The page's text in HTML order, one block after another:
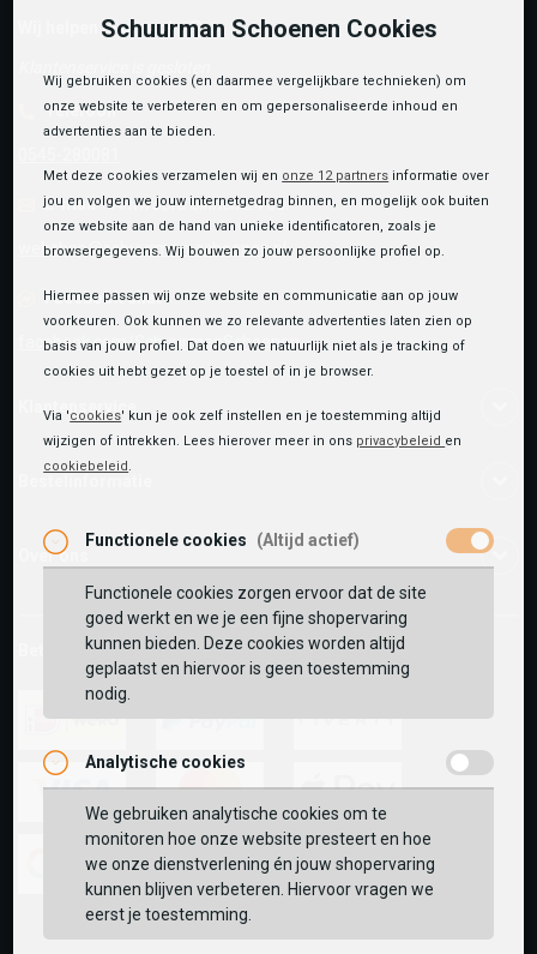
Wij helpen je graag!
Telefoon
E-mail Antwoord binnen 24 uur
webshop@schuurman-schoenen.nl
Facebook chat
facebook.com/SchuurmanSchoenen
Klantenservice
Over ons
Betaalmethoden
ideal paypal
mastercard
apple-
pay
fashion-
Schuurman Schoenen Cookies
Wij gebruiken cookies (en daarmee vergelijkbare technieken) om
onze website te verbeteren en om gepersonaliseerde inhoud en
advertenties aan te bieden.
Met deze cookies verzamelen wij en onze 12 partners informatie over
jou en volgen we jouw internetgedrag binnen, en mogelijk ook buiten
onze website aan de hand van unieke identificatoren, zoals je
browsergegevens. Wij bouwen zo jouw persoonlijke profiel op.
Hiermee passen wij onze website en communicatie aan op jouw
voorkeuren. Ook kunnen we zo relevante advertenties laten zien op
basis van jouw profiel. Dat doen we natuurlijk niet als je tracking of
cookies uit hebt gezet op je toestel of in je browser.
Via 'cookies' kun je ook zelf instellen en je toestemming altijd
wijzigen of intrekken. Lees hierover meer in ons privacybeleid en
cookiebeleid .
Functionele cookies (Altijd actief)
Functionele cookies zorgen ervoor dat de site
goed werkt en we je een fijne shopervaring
kunnen bieden. Deze cookies worden altijd
geplaatst en hiervoor is geen toestemming
nodig.
Analytische cookies
We gebruiken analytische cookies om te
monitoren hoe onze website presteert en hoe
we onze dienstverlening én jouw shopervaring
kunnen blijven verbeteren. Hiervoor vragen we
eerst je toestemming.